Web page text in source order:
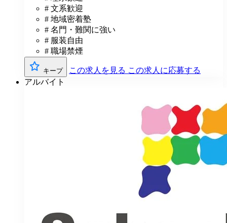
# 文系歓迎
# 地域密着塾
# 名門・難関に強い
# 服装自由
# 職場禁煙
キープ この求人を見る この求人に応募する
アルバイト